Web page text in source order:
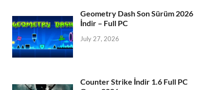
Geometry Dash Son Sürüm 2026
İndir – Full PC
July 27, 2026
Counter Strike İndir 1.6 Full PC